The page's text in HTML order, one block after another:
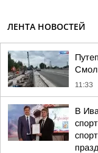
ЛЕНТА НОВОСТЕЙ
11:33
В